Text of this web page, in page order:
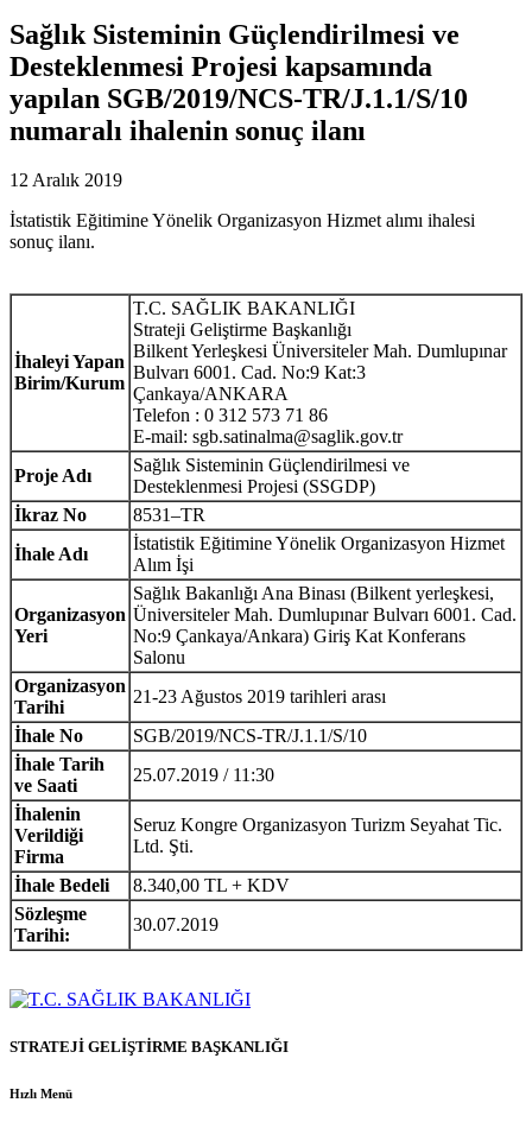
Sağlık Sisteminin Güçlendirilmesi ve
Desteklenmesi Projesi kapsamında
yapılan SGB/2019/NCS-TR/J.1.1/S/10
numaralı ihalenin sonuç ilanı
12 Aralık 2019
İstatistik Eğitimine Yönelik Organizasyon Hizmet alımı ihalesi
sonuç ilanı.
İhaleyi Yapan
Birim/Kurum
T.C. SAĞLIK BAKANLIĞI
Strateji Geliştirme Başkanlığı
Bilkent Yerleşkesi Üniversiteler Mah. Dumlupınar
Bulvarı 6001. Cad. No:9 Kat:3
Çankaya/ANKARA
Telefon : 0 312 573 71 86
E-mail: sgb.satinalma@saglik.gov.tr
Proje Adı
Sağlık Sisteminin Güçlendirilmesi ve
Desteklenmesi Projesi (SSGDP)
İkraz No
8531–TR
İhale Adı
İstatistik Eğitimine Yönelik Organizasyon Hizmet
Alım İşi
Organizasyon
Yeri
Sağlık Bakanlığı Ana Binası (Bilkent yerleşkesi,
Üniversiteler Mah. Dumlupınar Bulvarı 6001. Cad.
No:9 Çankaya/Ankara) Giriş Kat Konferans
Salonu
Organizasyon
Tarihi
21-23 Ağustos 2019 tarihleri arası
İhale No
SGB/2019/NCS-TR/J.1.1/S/10
İhale Tarih
ve Saati
25.07.2019 / 11:30
İhalenin
Verildiği
Firma
Seruz Kongre Organizasyon Turizm Seyahat Tic.
Ltd. Şti.
İhale Bedeli
8.340,00 TL + KDV
Sözleşme
Tarihi:
30.07.2019
STRATEJİ GELİŞTİRME BAŞKANLIĞI
Hızlı Menü